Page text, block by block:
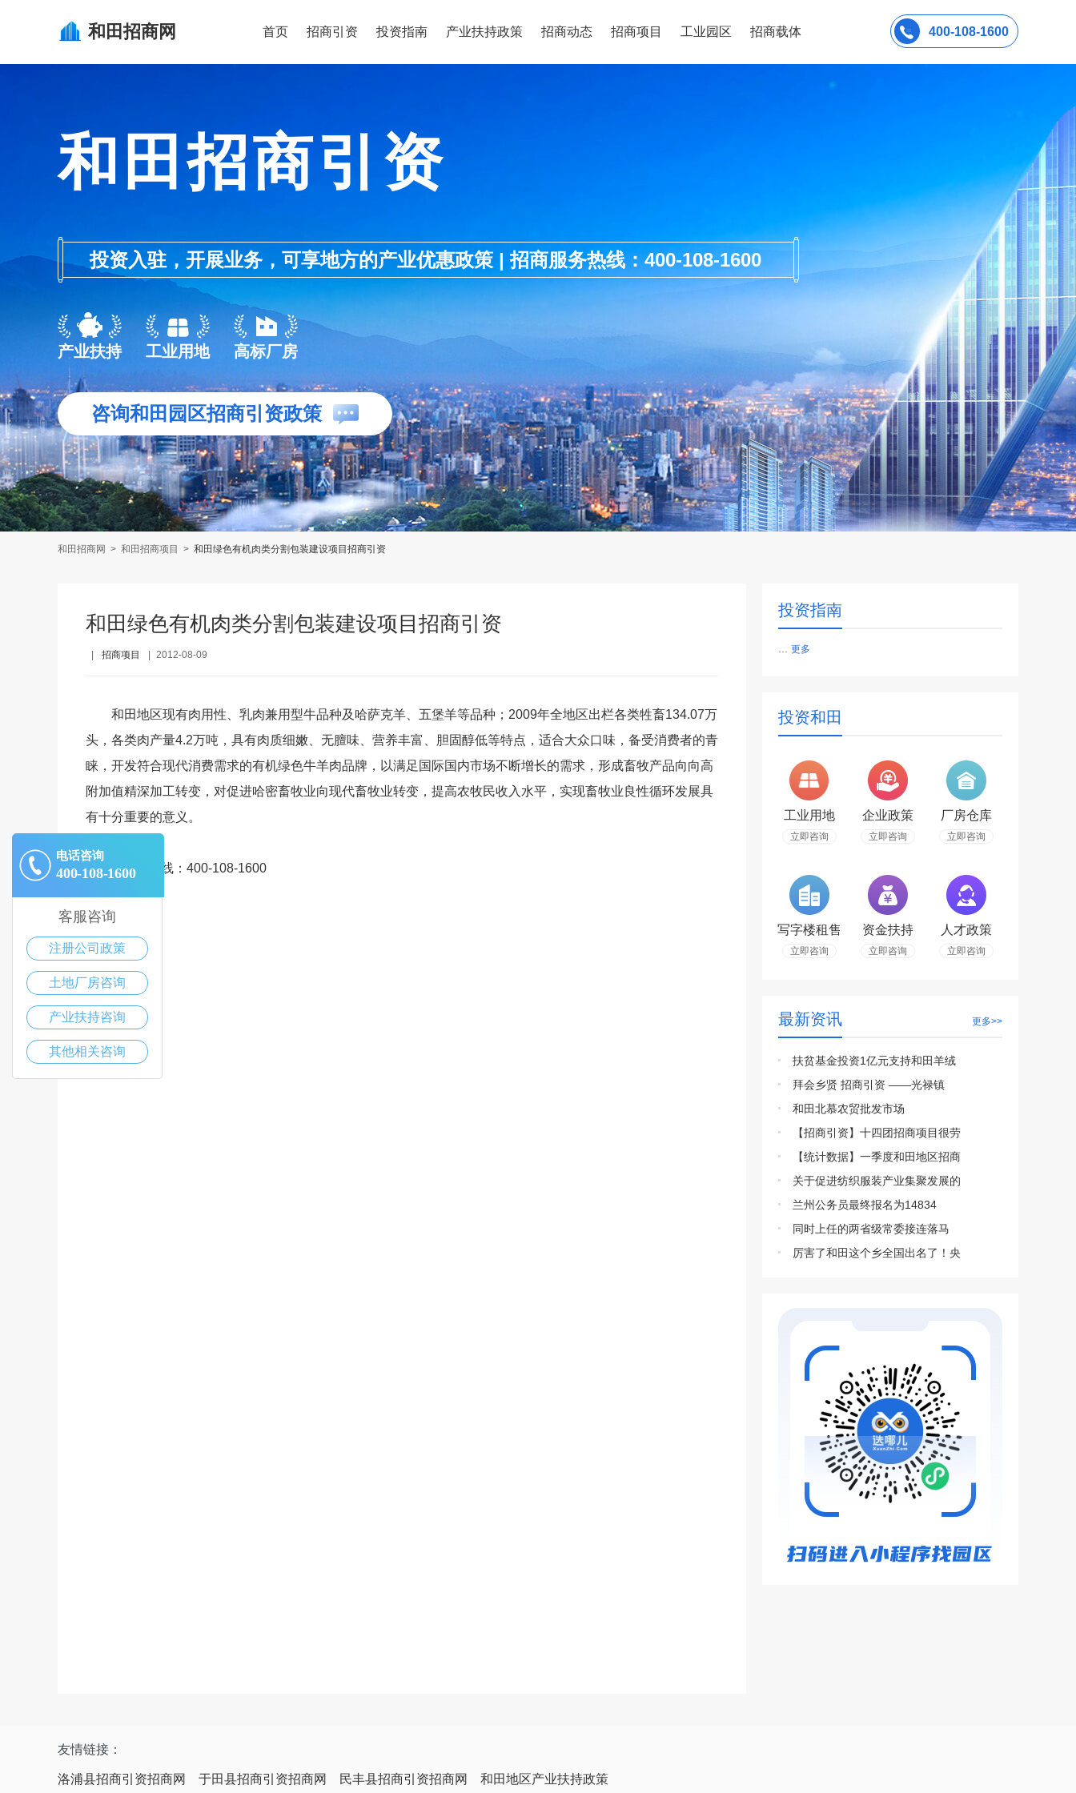
和田招商网 首页 招商引资 投资指南 产业扶持政策 招商动态 招商项目 工业园区 招商载体 400-108-1600
和田招商引资
投资入驻，开展业务，可享地方的产业优惠政策 | 招商服务热线：400-108-1600
产业扶持 工业用地 高标厂房
咨询和田园区招商引资政策
和田招商网 > 和田招商项目 > 和田绿色有机肉类分割包装建设项目招商引资
和田绿色有机肉类分割包装建设项目招商引资
招商项目 2012-08-09
和田地区现有肉用性、乳肉兼用型牛品种及哈萨克羊、五堡羊等品种；2009年全地区出栏各类牲畜134.07万
头，各类肉产量4.2万吨，具有肉质细嫩、无膻味、营养丰富、胆固醇低等特点，适合大众口味，备受消费者的青
睐，开发符合现代消费需求的有机绿色牛羊肉品牌，以满足国际国内市场不断增长的需求，形成畜牧产品向向高
附加值精深加工转变，对促进哈密畜牧业向现代畜牧业转变，提高农牧民收入水平，实现畜牧业良性循环发展具
有十分重要的意义。
招商热线：400-108-1600
投资指南
更多
投资和田
工业用地
立即咨询
企业政策
立即咨询
厂房仓库
立即咨询
写字楼租售
立即咨询
资金扶持
立即咨询
人才政策
立即咨询
最新资讯 更多>>
扶贫基金投资1亿元支持和田羊绒
拜会乡贤 招商引资 ——光禄镇
和田北慕农贸批发市场
【招商引资】十四团招商项目很劳
【统计数据】一季度和田地区招商
关于促进纺织服装产业集聚发展的
兰州公务员最终报名为14834
同时上任的两省级常委接连落马
厉害了和田这个乡全国出名了！央
友情链接：
洛浦县招商引资招商网 于田县招商引资招商网 民丰县招商引资招商网 和田地区产业扶持政策
电话咨询
400-108-1600
客服咨询
注册公司政策
土地厂房咨询
产业扶持咨询
其他相关咨询